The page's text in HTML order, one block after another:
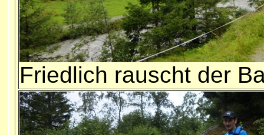
Friedlich rauscht der